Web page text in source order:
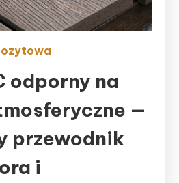
odporny na
—
przewodnik
i